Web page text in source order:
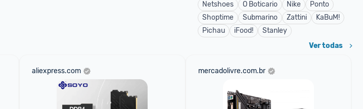
Netshoes
O Boticario Nike
Ponto
Shoptime
Submarino Zattini
KaBuM!
Pichau
iFood! Stanley
Ver todas
aliexpress.com mercadolivre.com.br